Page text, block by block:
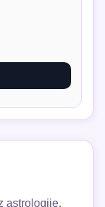
astrologije.